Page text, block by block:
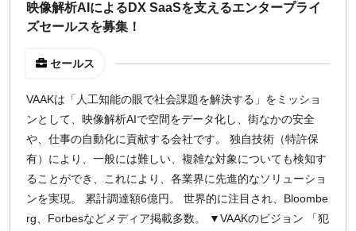
映像解析AIによるDX SaaSを支えるエンタープライ
ズセールスを募集！
セールス
VAAKは「人工知能の眼で社会課題を解決する」をミッショ
ンとして、映像解析AIで空間をデータ化し、街なかの安全
や、仕事の自動化に貢献する会社です。 独自技術（特許保
有）により、一般には難しい、複雑な対象についても検知す
ることができ、これにより、各業界に先進的なソリューショ
ンを実現。 累計調達額6億円。 世界的に注目され、Bloombe
rg、Forbesなどメディア掲載多数。 ▼VAAKのビジョン 「犯